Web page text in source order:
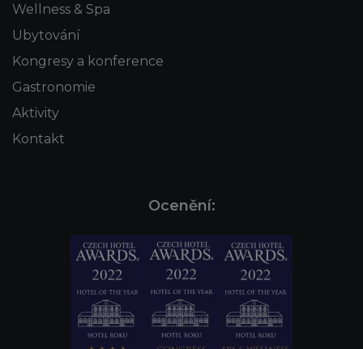
Wellness & Spa
Ubytování
Kongresy a konference
Gastronomie
Aktivity
Kontakt
Ocenění: